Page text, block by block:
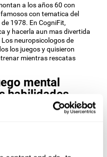
a los años 60 con
con tematica del
1978. En CogniFit,
y hacerla aun mas divertida
neuropsicologos de
los juegos y quisieron
mientras rescatas
mental
habilidades
ayudar a crear nuevas